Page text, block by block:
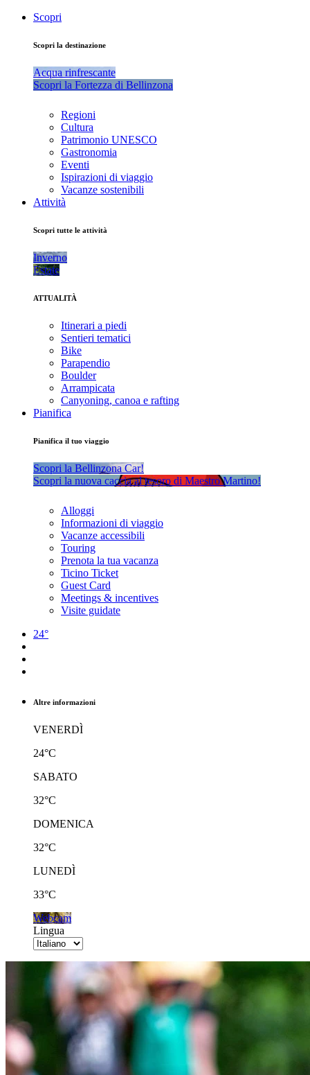
Scopri
Scopri la destinazione
Acqua rinfrescante
Scopri la Fortezza di Bellinzona
Regioni
Cultura
Patrimonio UNESCO
Gastronomia
Eventi
Ispirazioni di viaggio
Vacanze sostenibili
Attività
Scopri tutte le attività
Inverno
Estate
ATTUALITÀ
Itinerari a piedi
Sentieri tematici
Bike
Parapendio
Boulder
Arrampicata
Canyoning, canoa e rafting
Pianifica
Pianifica il tuo viaggio
Scopri la Bellinzona Car!
Scopri la nuova caccia al tesoro di Maestro Martino!
Alloggi
Informazioni di viaggio
Vacanze accessibili
Touring
Prenota la tua vacanza
Ticino Ticket
Guest Card
Meetings & incentives
Visite guidate
24°
Altre informazioni
VENERDÌ
24°C
SABATO
32°C
DOMENICA
32°C
LUNEDÌ
33°C
Webcam
Lingua